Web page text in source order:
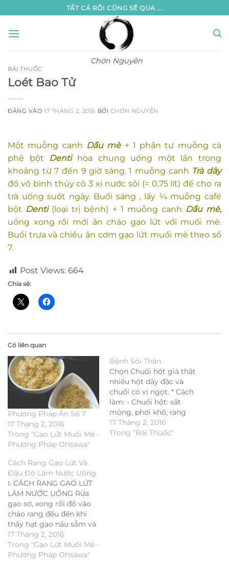
qua
nội
TẤT CẢ RỒI CŨNG SẼ QUA ...
Chơn Nguyên
BÀI THUỐC
Loét Bao Tử
ĐĂNG VÀO17 THÁNG 2, 2016 BỞI CHƠN NGUYÊN
Một muỗng canh Dầu mè+ 1 phần tư muỗng cà
phê bột Dentihòa chung uống một lần trong
khoảng từ 7 đến 9 giờ sáng. 1 muỗng canh Trà dây
đổ vô bình thủy có 3 xị nước sôi (= 0,75 lít) để cho ra
trà uống suốt ngày. Buổi sáng , lấy ¼ muỗng café
bột Denti(loại trị bệnh) + 1 muỗng canh Dầu mè,
uống xong rồi mới ăn cháo gạo lứt với muối mè.
Buổi trưa và chiều ăn cơm gạo lứt muối mè theo số
7.
Post Views: 664
Chia sẻ:
Có liên quan
Phương Pháp Ăn Số 7
17 Tháng 2, 2016
Trong "Gạo Lứt Muối Mè -
Phương Pháp Ohsawa"
Bệnh Sỏi Thận
Chọn Chuối hột già thật
nhiều hột dày đặc và
chuối có vị ngọt. * Cách
làm: - Chuối hột: sắt
mỏng, phơi khô, rang
chín rồi xay thành bột. -
Hạt đười ươi: rang chín
17 Tháng 2, 2016
Trong "Bài Thuốc"
Cách Rang Gạo Lứt Và
Đậu Đỏ Làm Nước Uống
I. CÁCH RANG GẠO LỨT
LÀM NƯỚC UỐNG Rửa
gạo sơ, xong rồi đổ vào
chảo rang đều đến khi
thấy hạt gạo nâu sẫm và
có mùi thơm là đổ ra đậy
lại để cho tới khi nguội,
để vào lọ thủy tinh, ngày
17 Tháng 2, 2016
Trong "Gạo Lứt Muối Mè -
Phương Pháp Ohsawa"